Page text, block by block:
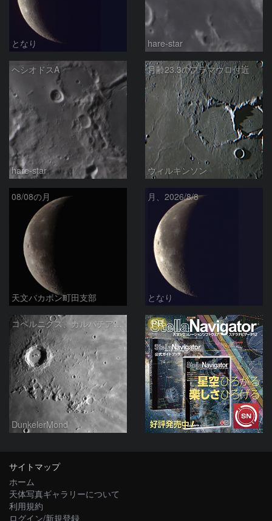
となり hare-star
ヘシオドスA
hare-star
月齢23.3のフラマウロ付近
ウィルキンソン
08/08の月
天文バカボン町田支部
月、2026/8/8
となり
コペルニクス、カルパチア山脈付近
DunkelerMond
PR
サイトマップ
ホーム
天体写真ギャラリーについて
利用規約
ログイン/新規登録